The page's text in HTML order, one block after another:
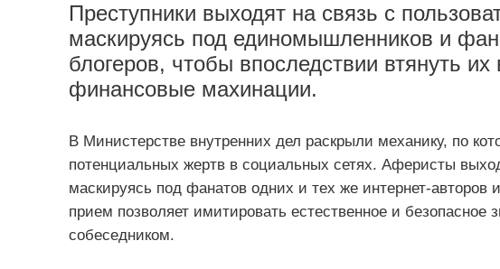
Преступники выходят на связь с
маскируясь под единомышленников и
блогеров, чтобы впоследствии втянуть
финансовые махинации.
В Министерстве внутренних дел раскрыли механику, по
потенциальных жертв в социальных сетях. Аферисты
маскируясь под фанатов одних и тех же интернет-
прием позволяет имитировать естественное и безопасное
собеседником.